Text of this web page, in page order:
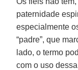
paternidade
especialmente
“padre”, que
lado, o termo
com o uso